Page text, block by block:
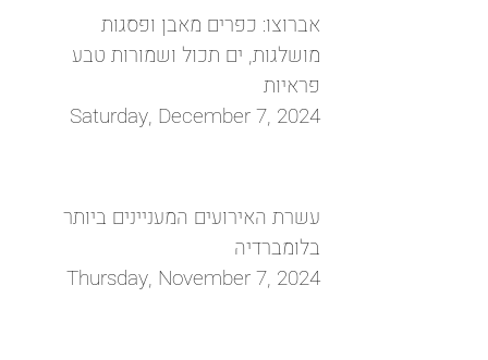
אברוצו: כפרים מאבן ופסגות
מושלגות, ים תכול ושמורות טבע
פראיות
Saturday, December 7, 2024
עשרת האירועים המעניינים ביותר
בלומברדיה
Thursday, November 7, 2024